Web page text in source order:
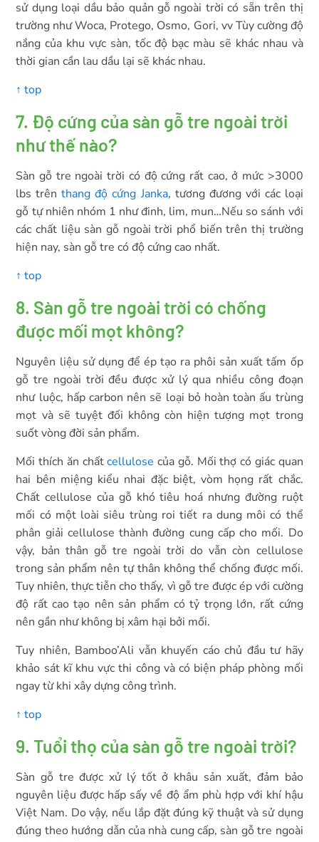
sử dụng loại dầu bảo quản gỗ ngoài trời có sẵn trên thị
trường như Woca, Protego, Osmo, Gori, vv Tùy cường độ
nắng của khu vực sàn, tốc độ bạc màu sẽ khác nhau và
thời gian cần lau dầu lại sẽ khác nhau.
↑ top
7. Độ cứng của sàn gỗ tre ngoài trời
như thế nào?
Sàn gỗ tre ngoài trời có độ cứng rất cao, ở mức >3000
lbs trênthang độ cứng Janka, tương đương với các loại
gỗ tự nhiên nhóm 1 như đinh, lim, mun…Nếu so sánh với
các chất liệu sàn gỗ ngoài trời phổ biến trên thị trường
hiện nay, sàn gỗ tre có độ cứng cao nhất.
↑ top
8. Sàn gỗ tre ngoài trời có chống
được mối mọt không?
Nguyên liệu sử dụng để ép tạo ra phôi sản xuất tấm ốp
gỗ tre ngoài trời đều được xử lý qua nhiều công đoạn
như luộc, hấp carbon nên sẽ loại bỏ hoàn toàn ấu trùng
mọt và sẽ tuyệt đối không còn hiện tượng mọt trong
suốt vòng đời sản phẩm.
Mối thích ăn chấtcellulose của gỗ. Mối thợ có giác quan
hai bên miệng kiểu nhai đặc biệt, vòm họng rất chắc.
Chất cellulose của gỗ khó tiêu hoá nhưng đường ruột
mối có một loài siêu trùng roi tiết ra dung môi có thể
phân giải cellulose thành đường cung cấp cho mối. Do
vậy, bản thân gỗ tre ngoài trời do vẫn còn cellulose
trong sản phẩm nên tự thân không thể chống được mối.
Tuy nhiên, thực tiễn cho thấy, vì gỗ tre được ép với cường
độ rất cao tạo nên sản phẩm có tỷ trọng lớn, rất cứng
nên gần như không bị xâm hại bởi mối.
Tuy nhiên, Bamboo’Ali vẫn khuyến cáo chủ đầu tư hãy
khảo sát kĩ khu vực thi công và có biện pháp phòng mối
ngay từ khi xây dựng công trình.
↑ top
9. Tuổi thọ của sàn gỗ tre ngoài trời?
Sàn gỗ tre được xử lý tốt ở khâu sản xuất, đảm bảo
nguyên liệu được hấp sấy về độ ẩm phù hợp với khí hậu
Việt Nam. Do vậy, nếu lắp đặt đúng kỹ thuật và sử dụng
đúng theo hướng dẫn của nhà cung cấp, sàn gỗ tre ngoài